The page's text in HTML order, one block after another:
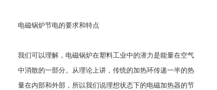
电磁锅炉节电的要求和特点
我们可以理解，电磁锅炉在塑料工业中的潜力是能量在空气
中消散的一部分。从理论上讲，传统的加热环传递一半的热
量在内部和外部，所以我们说理想状态下的电磁加热器的节